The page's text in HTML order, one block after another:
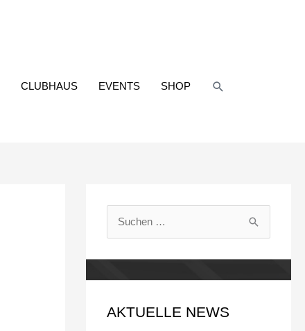
CLUBHAUS EVENTS SHOP Suchen
e
AKTUELLE NEWS